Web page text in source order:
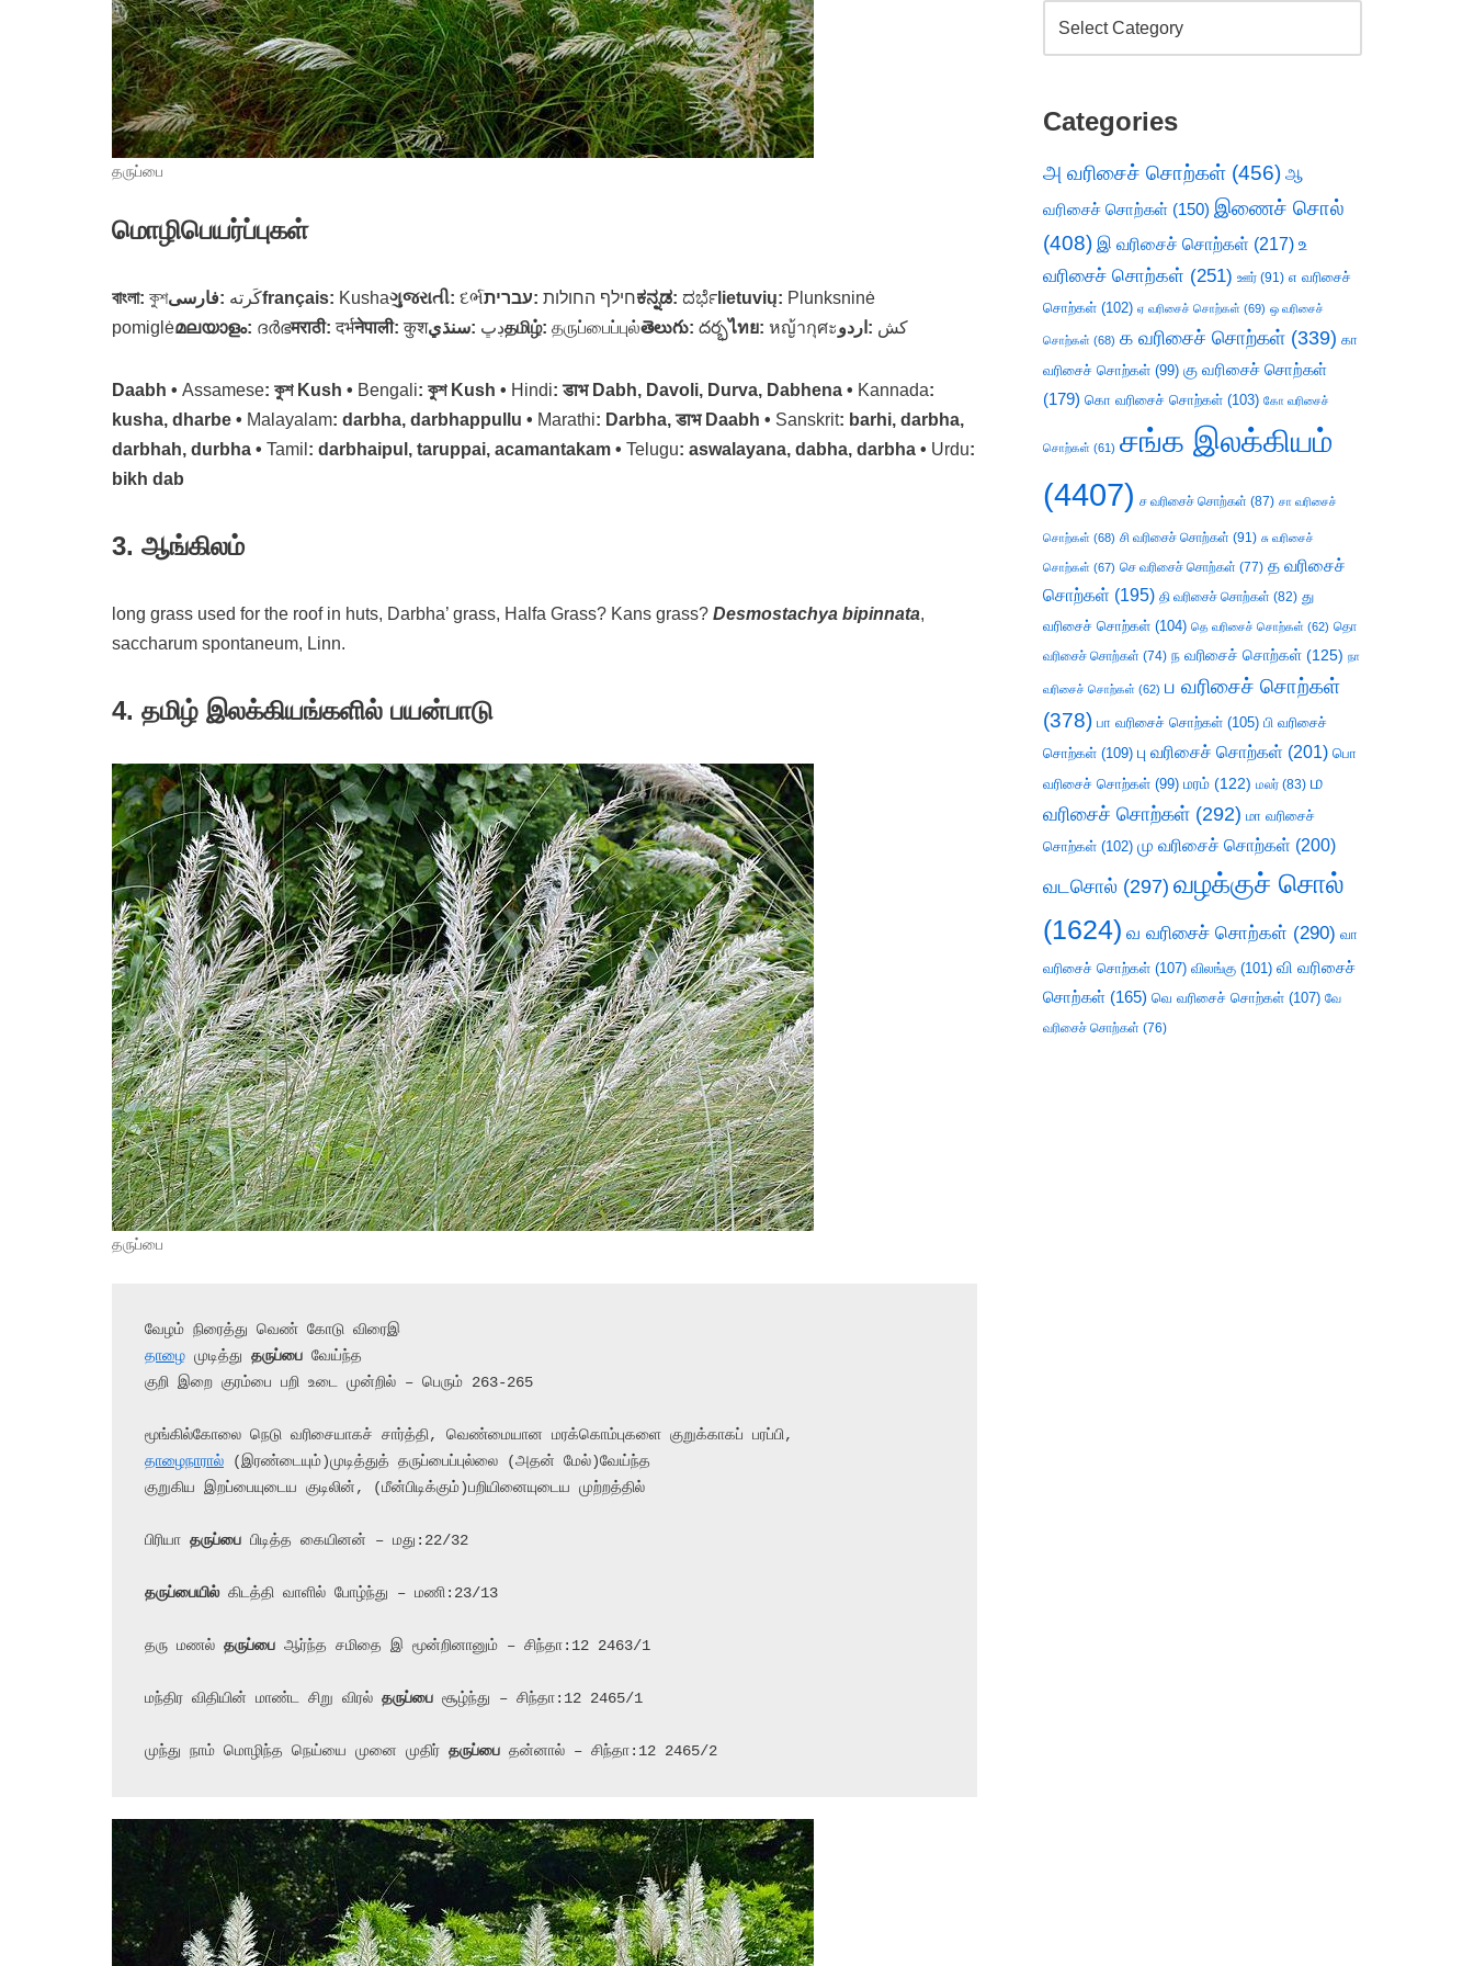
தருப்பை
மொழிபெயர்ப்புகள்
বাংলা: কুশفارسی: کَرتهfrançais: Kushaગુજરાતી: દર્ભעברית: חילף החולותಕನ್ನಡ: ದರ್ಭೆ lietuvių: Plunksninė
pomiglėമലയാളം: ദർഭमराठी: दर्भनेपाली: कुशسنڌي: ڊڀதமிழ்: தருப்பைப்புல்తెలుగు: దర్భไทย: หญ้ากุศะاردو : کش
Daabh • Assamese: কুশ Kush • Bengali: কুশ Kush • Hindi: डाभ Dabh, Davoli, Durva, Dabhena • Kannada:
kusha, dharbe • Malayalam: darbha, darbhappullu • Marathi: Darbha, डाभ Daabh • Sanskrit: barhi, darbha,
darbhah, durbha • Tamil : darbhaipul, taruppai, acamantakam • Telugu: aswalayana, dabha, darbha • Urdu:
bikh dab
3. ஆங்கிலம்
long grass used for the roof in huts, Darbha’ grass, Halfa Grass? Kans grass? Desmostachya bipinnata,
saccharum spontaneum, Linn.
4. தமிழ் இலக்கியங்களில் பயன்பாடு
தருப்பை
தாழை முடித்து தருப்பை வேய்ந்த
குறி இறை குரம்பை பறி உடை முன்றில் – பெரும் 263-265
தாழைநாரால் (இரண்டையும்)முடித்துத் தருப்பைப்புல்லை (அதன் மேல்)வேய்ந்த
குறுகிய இறப்பையுடைய குடிலின், (மீன்பிடிக்கும்)பறியினையுடைய முற்றத்தில்
பிரியா தருப்பை பிடித்த கையினன் – மது:22/32
தருப்பையில் கிடத்தி வாளில் போழ்ந்து – மணி:23/13
தரு மணல் தருப்பை ஆர்ந்த சமிதை இ மூன்றினானும் – சிந்தா:12 2463/1
மந்திர விதியின் மாண்ட சிறு விரல் தருப்பை சூழ்ந்து – சிந்தா:12 2465/1
முந்து நாம் மொழிந்த நெய்யை முனை முதிர் தருப்பை தன்னால் – சிந்தா:12 2465/2
Categories
அ வரிசைச் சொற்கள் (456) ஆ
வரிசைச் சொற்கள் (150) இணைச் சொல்
(408) இ வரிசைச் சொற்கள் (217) உ
வரிசைச் சொற்கள் (251) ஊர் (91) எ வரிசைச்
சொற்கள் (102) ஏ வரிசைச் சொற்கள் (69) ஒ வரிசைச்
சொற்கள் (68) க வரிசைச் சொற்கள் (339) கா
வரிசைச் சொற்கள் (99) கு வரிசைச் சொற்கள்
(179) கொ வரிசைச் சொற்கள் (103) கோ வரிசைச்
சொற்கள் (61) சங்க இலக்கியம்
(4407) ச வரிசைச் சொற்கள் (87) சா வரிசைச்
சொற்கள் (68) சி வரிசைச் சொற்கள் (91) சு வரிசைச்
சொற்கள் (67) செ வரிசைச் சொற்கள் (77) த வரிசைச்
சொற்கள் (195) தி வரிசைச் சொற்கள் (82) து
வரிசைச் சொற்கள் (104) தெ வரிசைச் சொற்கள் (62) தொ
வரிசைச் சொற்கள் (74) ந வரிசைச் சொற்கள் (125) நா
வரிசைச் சொற்கள் (62) ப வரிசைச் சொற்கள்
(378) பா வரிசைச் சொற்கள் (105) பி வரிசைச்
சொற்கள் (109) பு வரிசைச் சொற்கள் (201) பொ
வரிசைச் சொற்கள் (99) மரம் (122) மலர் (83) ம
வரிசைச் சொற்கள் (292) மா வரிசைச்
சொற்கள் (102) மு வரிசைச் சொற்கள் (200)
வடசொல் (297) வழக்குச் சொல்
(1624) வ வரிசைச் சொற்கள் (290) வா
வரிசைச் சொற்கள் (107) விலங்கு (101) வி வரிசைச்
சொற்கள் (165) வெ வரிசைச் சொற்கள் (107) வே
வரிசைச் சொற்கள் (76)